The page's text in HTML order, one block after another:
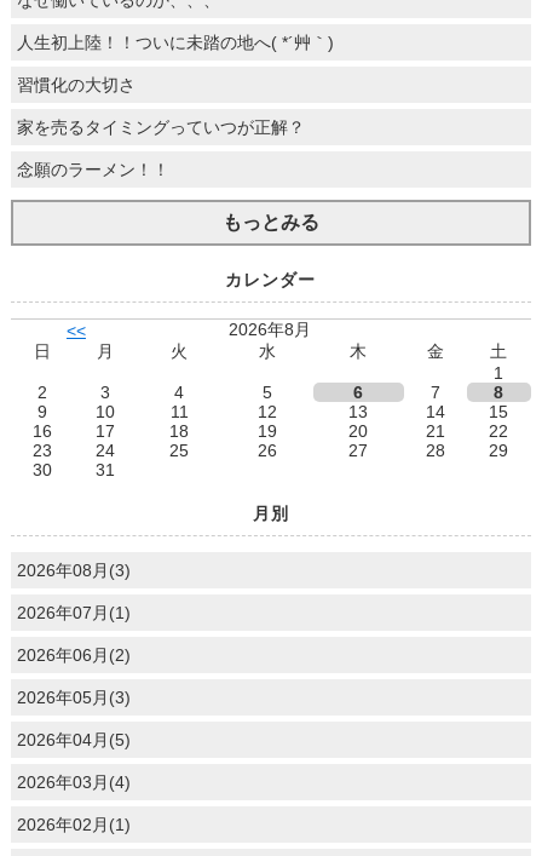
人生初上陸！！ついに未踏の地へ( *´艸｀)
習慣化の大切さ
家を売るタイミングっていつが正解？
念願のラーメン！！
もっとみる
カレンダー
<<
2026年8月
日
月 火 水 木 金
土
1
2
3 4 5 6 7
8
9
10 11 12 13 14
15
16
17 18 19 20 21
22
23
24 25 26 27 28
29
30
31
月別
2026年08月(3)
2026年07月(1)
2026年06月(2)
2026年05月(3)
2026年04月(5)
2026年03月(4)
2026年02月(1)